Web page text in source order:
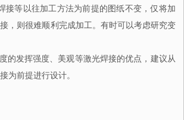
等以往加工方法为前提的图纸不变，仅将加
，则很难顺利完成加工。有时可以考虑研究变
发挥强度、美观等激光焊接的优点，建议从
为前提进行设计。